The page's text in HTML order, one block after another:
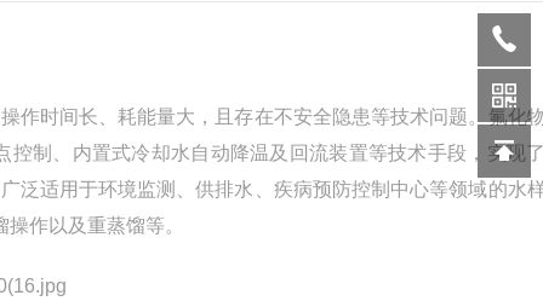
作时间长、耗能量大，且存在不安全隐患等技术问题。氟化
制、内置式冷却水自动降温及回流装置等技术手段，实现
泛适用于环境监测、供排水、疾病预防控制中心等领域的水
作以及重蒸馏等。